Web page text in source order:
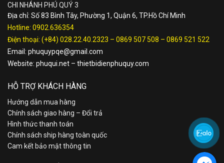
CHI NHÁNH PHÚ QUÝ 3
Địa chỉ: Số 83 Bình Tây, Phường 1, Quận 6, TP.Hồ Chí Minh
Hotline: 0902.636354
Điện thoại: (+84) 028.22.40.2323 – 0869 507 508 – 0869 521 522
Email: phuquypqe@gmail.com
Website: phuqui.net – thietbidienphuquy.com
HỖ TRỢ KHÁCH HÀNG
Hướng dẫn mua hàng
Chính sách giao hàng – Đổi trả
Hình thức thanh toán
Chính sách ship hàng toàn quốc
Cam kết bảo mật thông tin